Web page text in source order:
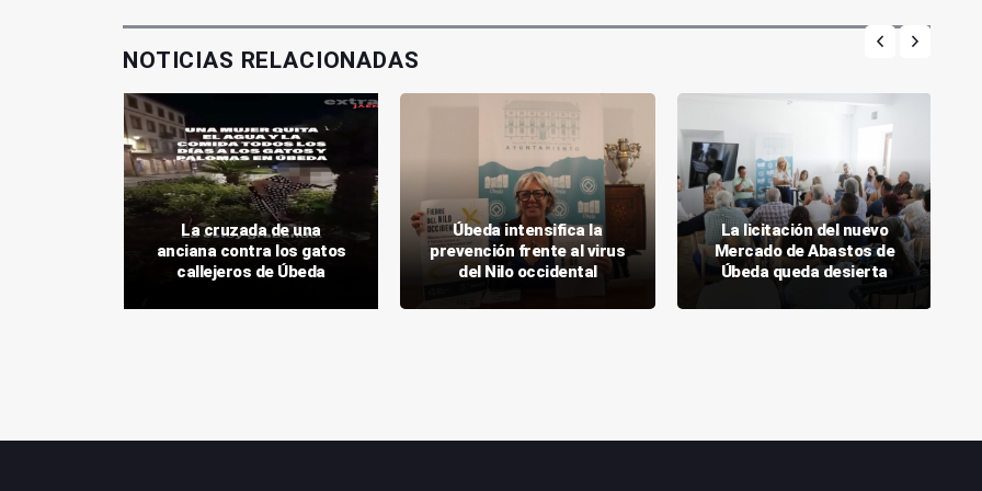
NOTICIAS RELACIONADAS
La cruzada de una
anciana contra los gatos
callejeros de Úbeda
Úbeda intensifica la
prevención frente al virus
del Nilo occidental
La licitación del nuevo
Mercado de Abastos de
Úbeda queda desierta